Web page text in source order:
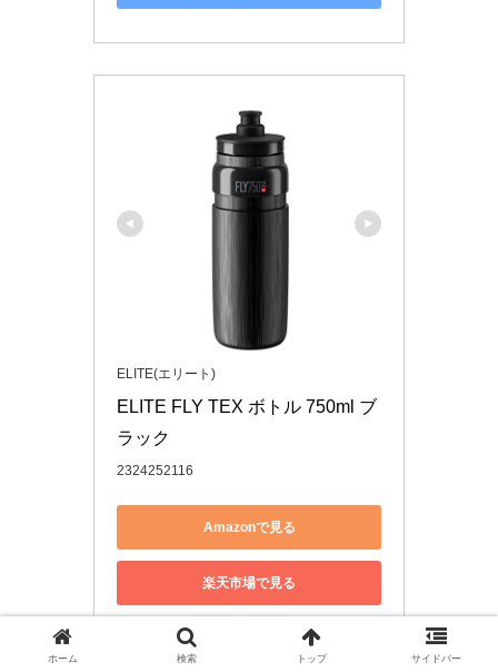
ELITE(エリート)
ELITE FLY TEX ボトル 750ml ブ
ラック
2324252116
Amazonで見る
楽天市場で見る
Yahoo!ショッピングで見る
ホーム 検索 トップ サイドバー